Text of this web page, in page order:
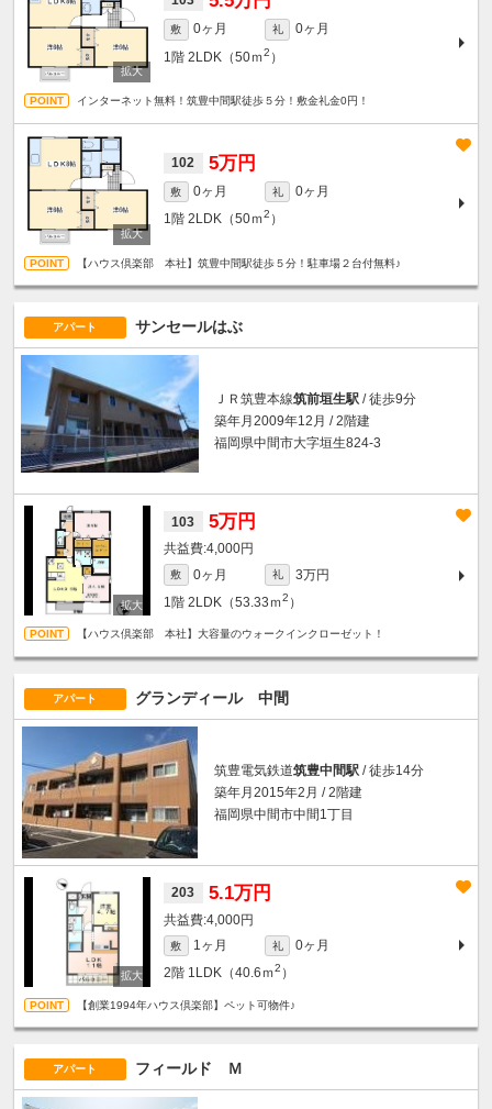
敷 0ヶ月 礼
0ヶ月
1階 2LDK（50ｍ2 ）
インターネット無料！筑豊中間駅徒歩５分！敷金礼金0円！
102 5万円
敷 0ヶ月 礼
0ヶ月
1階 2LDK（50ｍ2 ）
【ハウス倶楽部 本社】筑豊中間駅徒歩５分！駐車場２台付無料♪
アパート サンセールはぶ
ＪＲ筑豊本線筑前垣生駅 / 徒歩9分
築年月2009年12月 / 2階建
福岡県中間市大字垣生824-3
103 5万円
4,000円
敷 0ヶ月 礼
3万円
1階 2LDK（53.33ｍ2 ）
【ハウス倶楽部 本社】大容量のウォークインクローゼット！
アパート グランディール 中間
筑豊電気鉄道筑豊中間駅 / 徒歩14分
築年月2015年2月 / 2階建
福岡県中間市中間1丁目
203 5.1万円
4,000円
敷 1ヶ月 礼
0ヶ月
2階 1LDK（40.6ｍ2 ）
【創業1994年ハウス倶楽部】ペット可物件♪
アパート フィールド Ｍ